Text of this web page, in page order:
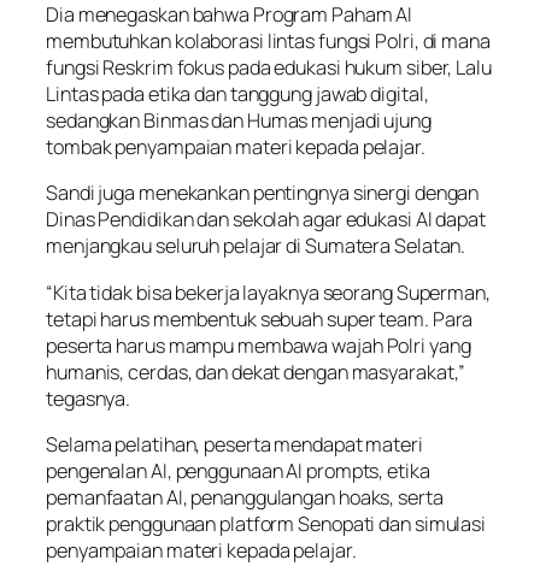
Dia menegaskan bahwa Program Paham AI
membutuhkan kolaborasi lintas fungsi Polri, di mana
fungsi Reskrim fokus pada edukasi hukum siber, Lalu
Lintas pada etika dan tanggung jawab digital,
sedangkan Binmas dan Humas menjadi ujung
tombak penyampaian materi kepada pelajar.
Sandi juga menekankan pentingnya sinergi dengan
Dinas Pendidikan dan sekolah agar edukasi AI dapat
menjangkau seluruh pelajar di Sumatera Selatan.
“Kita tidak bisa bekerja layaknya seorang Superman,
tetapi harus membentuk sebuah super team. Para
peserta harus mampu membawa wajah Polri yang
humanis, cerdas, dan dekat dengan masyarakat,”
tegasnya.
Selama pelatihan, peserta mendapat materi
pengenalan AI, penggunaan AI prompts, etika
pemanfaatan AI, penanggulangan hoaks, serta
praktik penggunaan platform Senopati dan simulasi
penyampaian materi kepada pelajar.